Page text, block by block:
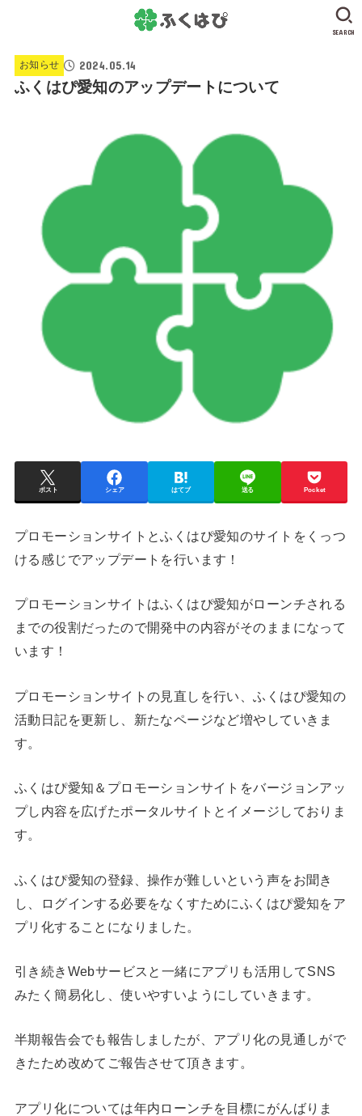
SEARCH
お知らせ 2024.05.14
ふくはぴ愛知のアップデートについて
ポスト シェア はてブ 送る Pocket
プロモーションサイトとふくはぴ愛知のサイトをくっつ
ける感じでアップデートを行います！
プロモーションサイトはふくはぴ愛知がローンチされる
までの役割だったので開発中の内容がそのままになって
います！
プロモーションサイトの見直しを行い、ふくはぴ愛知の
活動日記を更新し、新たなページなど増やしていきま
す。
ふくはぴ愛知＆プロモーションサイトをバージョンアッ
プし内容を広げたポータルサイトとイメージしておりま
す。
ふくはぴ愛知の登録、操作が難しいという声をお聞き
し、ログインする必要をなくすためにふくはぴ愛知をア
プリ化することになりました。
引き続きWebサービスと一緒にアプリも活用してSNS
みたく簡易化し、使いやすいようにしていきます。
半期報告会でも報告しましたが、アプリ化の見通しがで
きたため改めてご報告させて頂きます。
アプリ化については年内ローンチを目標にがんばりま